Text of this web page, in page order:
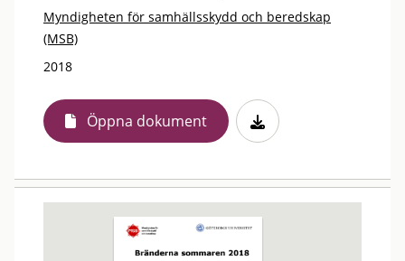
Myndigheten för samhällsskydd och beredskap
(MSB)
2018
Öppna dokument